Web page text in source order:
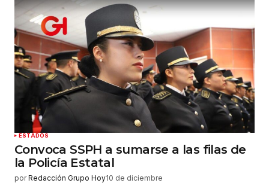
ESTADOS
Convoca SSPH a sumarse a las filas de
la Policía Estatal
por Redacción Grupo Hoy10 de diciembre